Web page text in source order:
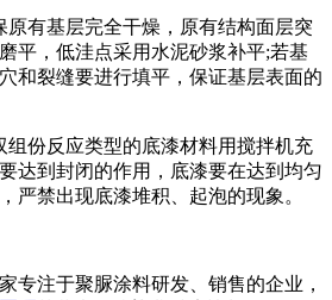
有基层完全干燥，原有结构面层突
平，低洼点采用水泥砂浆补平;若基
和裂缝要进行填平，保证基层表面的
份反应类型的底漆材料用搅拌机充
达到封闭的作用，底漆要在达到均匀
严禁出现底漆堆积、起泡的现象。
注于聚脲涂料研发、销售的企业，